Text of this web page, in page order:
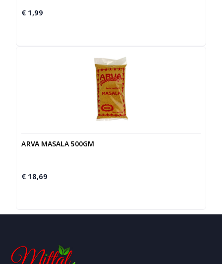
€ 1,99
ARVA MASALA 500GM
€ 18,69